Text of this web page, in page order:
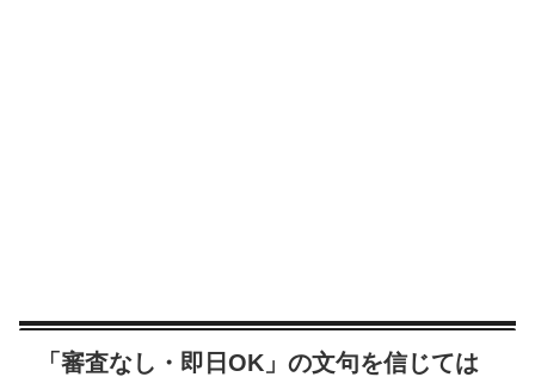
「審査なし・即日OK」の文句を信じては